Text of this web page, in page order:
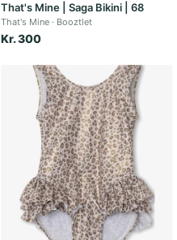
That's Mine | Saga Bikini | 68
That's Mine Booztlet
Kr. 300